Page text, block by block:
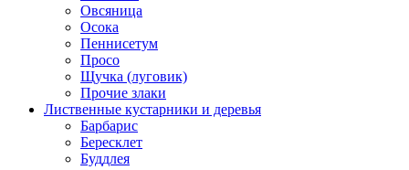
Овсяница
Осока
Пеннисетум
Просо
Щучка (луговик)
Прочие злаки
Лиственные кустарники и деревья
Барбарис
Бересклет
Буддлея